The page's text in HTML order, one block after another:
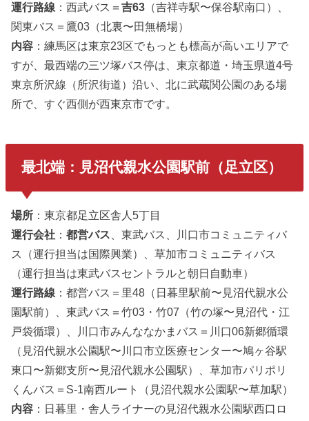
運行路線 ：西武バス＝吉63 （吉祥寺駅〜保谷駅南口）、
関東バス＝鷹03（北裏〜田無橋場）
内容 ：練馬区は東京23区でもっとも標高が高いエリアで
すが、最西端の三ツ塚バス停は、東京都道・埼玉県道4号
東京所沢線（所沢街道）沿い、北に武蔵関公園のある場
所で、すぐ西側が西東京市です。
最北端：見沼代親水公園駅前（足立区）
場所 ：東京都足立区舎人5丁目
運行会社 ：都営バス 、東武バス、川口市コミュニティバ
ス（運行担当は国際興業）、草加市コミュニティバス
（運行担当は東武バスセントラルと朝日自動車）
運行路線 ：都営バス＝里48（日暮里駅前〜見沼代親水公
園駅前）、東武バス＝竹03・竹07（竹の塚〜見沼代・江
戸袋循環）、川口市みんななかまバス＝川口06新郷循環
（見沼代親水公園駅〜川口市立医療センター〜鳩ヶ谷駅
東口〜新郷支所〜見沼代親水公園駅）、草加市パリポリ
くんバス＝S-1南西ルート（見沼代親水公園駅〜草加駅）
内容 ：日暮里・舎人ライナーの見沼代親水公園駅西口ロ